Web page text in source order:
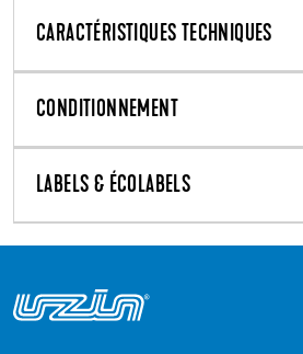
CARACTÉRISTIQUES TECHNIQUES
CONDITIONNEMENT
LABELS & ÉCOLABELS